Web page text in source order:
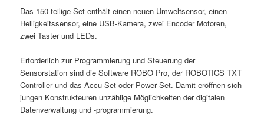
Das 150-teilige Set enthält einen neuen Umweltsensor, einen
Helligkeitssensor, eine USB-Kamera, zwei Encoder Motoren,
zwei Taster und LEDs.
Erforderlich zur Programmierung und Steuerung der
Sensorstation sind die Software ROBO Pro, der ROBOTICS TXT
Controller und das Accu Set oder Power Set. Damit eröffnen sich
jungen Konstrukteuren unzählige Möglichkeiten der digitalen
Datenverwaltung und -programmierung.